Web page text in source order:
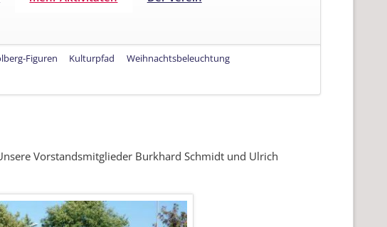
Figuren Kulturpfad
Weihnachtsbeleuchtung
Vorstandsmitglieder Burkhard Schmidt und Ulrich